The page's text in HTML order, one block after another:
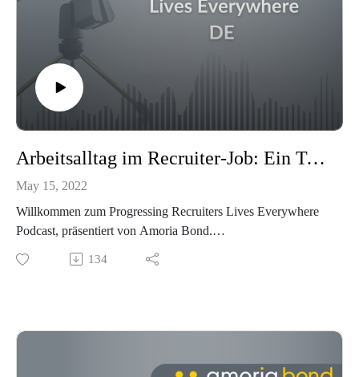
Arbeitsalltag im Recruiter-Job: Ein Tag im Leben von Piero mit Jana Strobl & Pierluigi Gaeta
May 15, 2022
Willkommen zum Progressing Recruiters Lives Everywhere
Podcast, präsentiert von Amoria Bond.
In jeder Folge werden wir erkunden, wie das Leben der
134